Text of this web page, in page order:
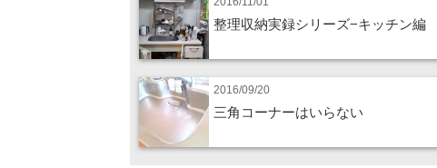
整理収納実録シリーズ−キッチン編
2016/09/20
三角コーナーはいらない